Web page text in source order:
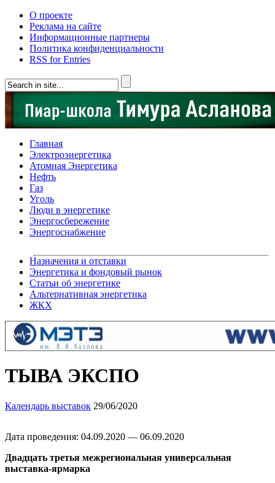
О проекте
Реклама на сайте
Информационные партнеры
Политика конфиденциальности
RSS for Entries
Главная
Электроэнергетика
Атомная Энергетика
Нефть
Газ
Уголь
Люди в энергетике
Энергосбережение
Энергоснабжение
Назначения и отставки
Энергетика и фондовый рынок
Статьи об энергетике
Альтернативная энергетика
ЖКХ
ТЫВА ЭКСПО
Календарь выставок 29/06/2020
Дата проведения: 04.09.2020 — 06.09.2020
Двадцать третья межрегиональная универсальная
выставка-ярмарка